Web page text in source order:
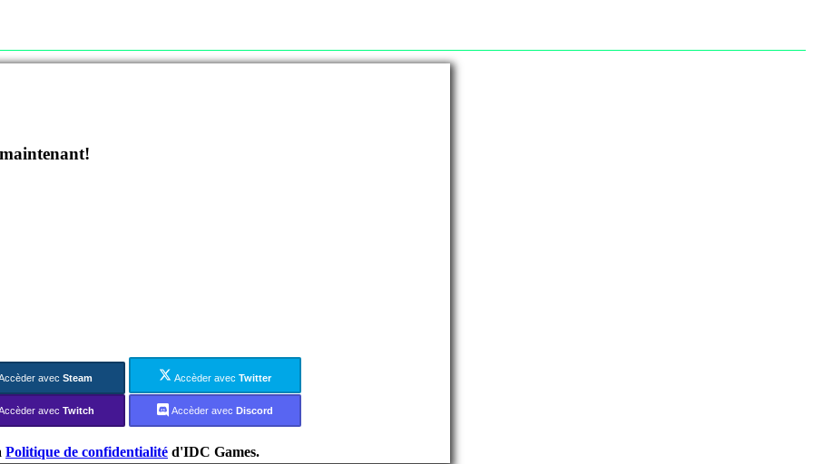
avec Steam Accèder avecTwitter
avec Twitch Accèder avec Discord
Politique de confidentialité d'IDC Games.